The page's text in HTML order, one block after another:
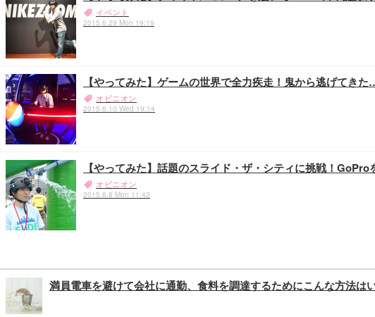
イベント
2015.6.29 Mon 19:19
【やってみた】ゲームの世界で全力疾走！鬼から逃げてき
オピニオン
2015.6.10 Wed 19:14
【やってみた】話題のスライド・ザ・シティに挑戦！
オピニオン
2015.6.8 Mon 11:42
満員電車を避けて会社に通勤、食料を調達するためにこんな方法は